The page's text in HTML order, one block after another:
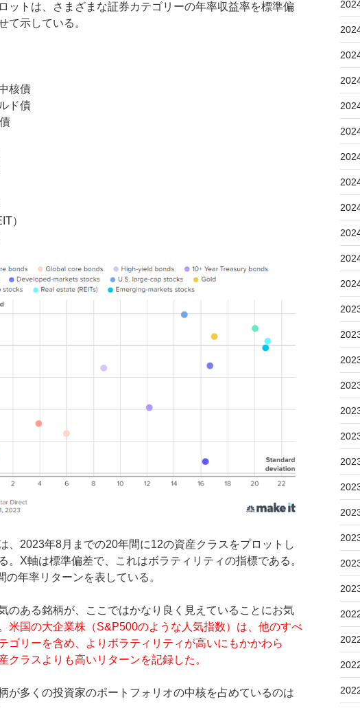
ットは、さまざまな証券カテゴリーの年率収益率を標準偏
て示している。
核債
ド債
）
、2023年8月までの20年間に12の資産クラスをプロットし
。X軸は標準偏差で、これはボラティリティの指標である。
の年率リターンを表している。
のある銘柄が、ここではかなり良く見えていることにお気
米国の大企業株（S&P500のような人気指数）は、他のすべ
ゴリーを含め、よりボラティリティが高いにもかかわら
クラスよりも高いリターンを記録した。
が多くの投資家のポートフォリオの中核を占めているのは